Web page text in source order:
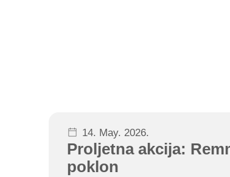
14. May. 2026.
Proljetna akcija:
poklon